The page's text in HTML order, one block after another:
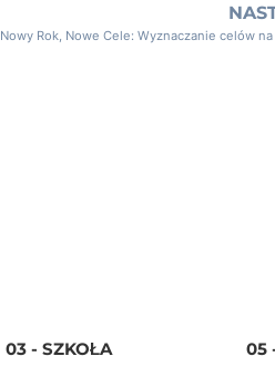
Nowy Rok, Nowe Cele: Wyznaczanie celów
03 - SZKOŁA 05